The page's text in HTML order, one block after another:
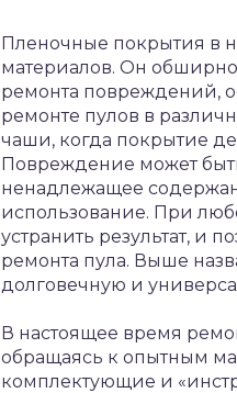
Пленочные покрытия в
материалов. Он
ремонта повреждений,
ремонте пулов в
чаши, когда покрытие
Повреждение может
ненадлежащее
использование. При
устранить результат, и
ремонта пула. Выше
долговечную и
В настоящее время
обращаясь к опытным
комплектующие и